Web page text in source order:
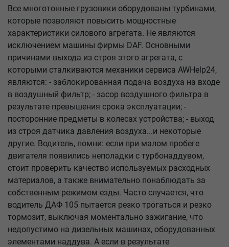
Все многотонные грузовики оборудованы турбинами,
которые позволяют повысить мощностные
характеристики силового агрегата. Не являются
исключением машины фирмы DAF. Основными
причинами выхода из строя этого агрегата, с
которыми сталкиваются механики сервиса AWHelp24,
являются: - заблокированная подача воздуха на входе
в воздушный фильтр; - засор воздушного фильтра в
результате превышения срока эксплуатации; -
посторонние предметы в колесах устройства; - выход
из строя датчика давления воздуха...и некоторые
другие. Водитель, помни: если при малом пробеге
двигателя появились неполадки с турбонаддувом,
стоит проверить качество используемых расходных
материалов, а также внимательно понаблюдать за
собственным режимом езды. Часто случается, что
водитель ДАФ 105 пытается резко трогаться и резко
тормозит, выключая моментально зажигание, что
недопустимо на дизельных машинах, оборудованных
элементами наддува. А если в результате